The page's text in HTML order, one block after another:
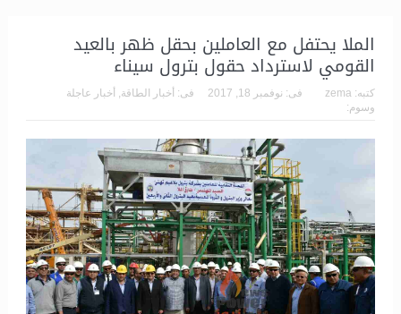
الملا يحتفل مع العاملين بحقل ظهر بالعيد
القومي لاسترداد حقول بترول سيناء
كتبه: zema فى: نوفمبر 18, 2017 فى: أخبار الطاقة, أخبار عاجلة
وسوم: